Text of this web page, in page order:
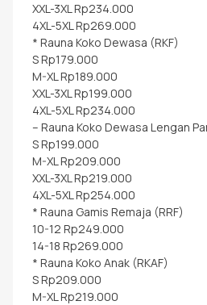
XXL-3XL Rp234.000
4XL-5XL Rp269.000
* Rauna Koko Dewasa (RKF)
S Rp179.000
M-XL Rp189.000
XXL-3XL Rp199.000
4XL-5XL Rp234.000
– Rauna Koko Dewasa Lengan
S Rp199.000
M-XL Rp209.000
XXL-3XL Rp219.000
4XL-5XL Rp254.000
* Rauna Gamis Remaja (RRF)
10-12 Rp249.000
14-18 Rp269.000
* Rauna Koko Anak (RKAF)
S Rp209.000
M-XL Rp219.000